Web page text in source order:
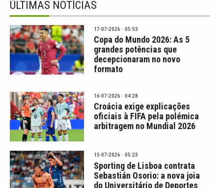
ÚLTIMAS NOTÍCIAS
17-07-2026 · 05:53
Copa do Mundo 2026: As 5
grandes potências que
decepcionaram no novo
formato
16-07-2026 · 04:28
Croácia exige explicações
oficiais à FIFA pela polémica
arbitragem no Mundial 2026
15-07-2026 · 05:23
Sporting de Lisboa contrata
Sebastián Osorio: a nova joia
do Universitário de Deportes